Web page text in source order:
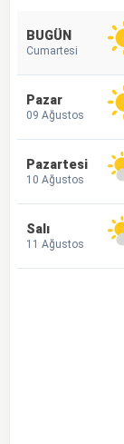
BUGÜN
Cumartesi
Pazar
09 Ağustos
Pazartesi
10 Ağustos
Salı
11 Ağustos